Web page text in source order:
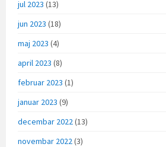
jul 2023 (13)
jun 2023 (18)
maj 2023 (4)
april 2023 (8)
februar 2023 (1)
januar 2023 (9)
decembar 2022(13)
novembar 2022(3)